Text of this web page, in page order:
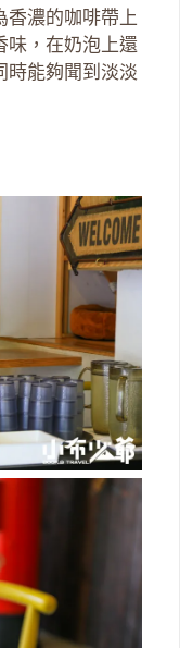
香濃的咖啡帶上
味，在奶泡上還
時能夠聞到淡淡